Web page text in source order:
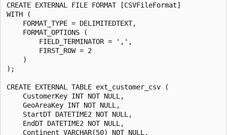
CREATE EXTERNAL FILE FORMAT [CSVFileFormat]
WITH (
    FORMAT_TYPE = DELIMITEDTEXT,
    FORMAT_OPTIONS (
        FIELD_TERMINATOR = ',',
        FIRST_ROW = 2
    )
);
CREATE EXTERNAL TABLE ext_customer_csv (
    CustomerKey INT NOT NULL,
    GeoAreaKey INT NOT NULL,
    StartDT DATETIME2 NOT NULL,
    EndDT DATETIME2 NOT NULL,
    Continent VARCHAR(50) NOT NULL,